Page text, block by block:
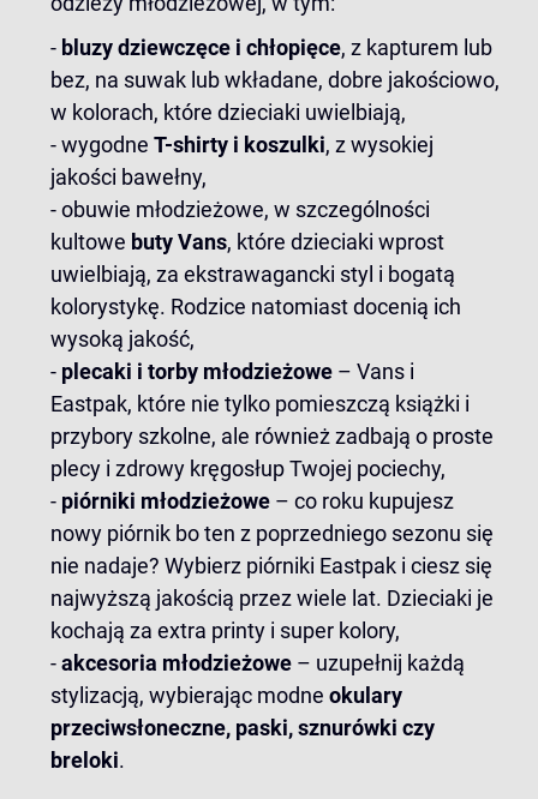
- bluzy dziewczęce i chłopięce, z kapturem lub
bez, na suwak lub wkładane, dobre jakościowo,
w kolorach, które dzieciaki uwielbiają,
- wygodne T-shirty i koszulki, z wysokiej
jakości bawełny,
- obuwie młodzieżowe, w szczególności
kultowe buty Vans, które dzieciaki wprost
uwielbiają, za ekstrawagancki styl i bogatą
kolorystykę. Rodzice natomiast docenią ich
wysoką jakość,
- plecaki i torby młodzieżowe – Vans i
Eastpak, które nie tylko pomieszczą książki i
przybory szkolne, ale również zadbają o proste
plecy i zdrowy kręgosłup Twojej pociechy,
- piórniki młodzieżowe – co roku kupujesz
nowy piórnik bo ten z poprzedniego sezonu się
nie nadaje? Wybierz piórniki Eastpak i ciesz się
najwyższą jakością przez wiele lat. Dzieciaki je
kochają za extra printy i super kolory,
-akcesoria młodzieżowe – uzupełnij każdą
stylizacją, wybierając modne okulary
przeciwsłoneczne, paski, sznurówki czy
breloki.